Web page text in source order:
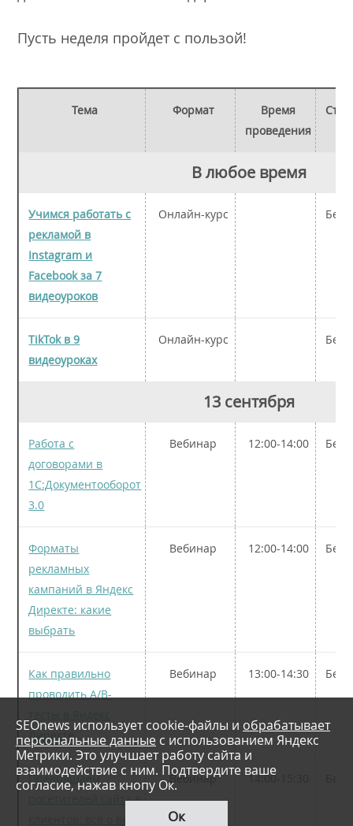
Пусть неделя пройдет с пользой!
Тема Формат
Время
проведения
В любое время
Учимся работать с
рекламой в
Instagram и
Facebook за 7
видеоуроков
Онлайн-курс
TikTok в 9
видеоуроках
Онлайн-курс
13 сентября
Работа с
договорами в
1С:Документооборот
3.0
Вебинар 12:00-14:00
Форматы
рекламных
кампаний в Яндекс
Директе: какие
выбрать
Вебинар 12:00-14:00
Как правильно
проводить А/B-
Директе
Вебинар 13:00-14:30
Превращаем
посетителей сайта в
Вебинар 14:00-15:30
SEOnews использует cookie-файлы и обрабатывает
персональные данные с использованием Яндекс
Метрики. Это улучшает работу сайта и
взаимодействие с ним. Подтвердите ваше
согласие, нажав кнопу Ок.
Ок